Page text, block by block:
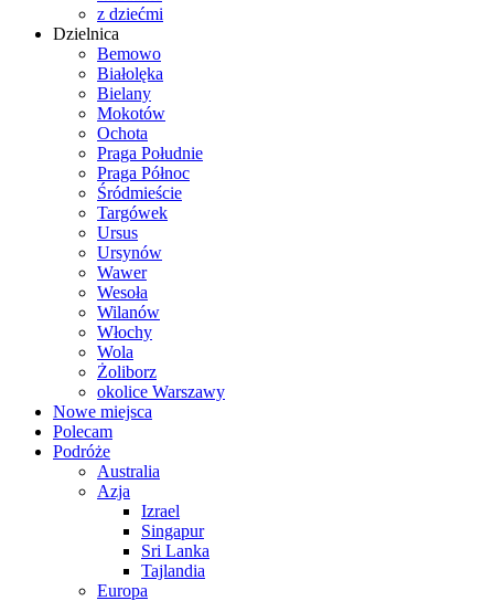
z dziećmi
Dzielnica
Bemowo
Białolęka
Bielany
Mokotów
Ochota
Praga Południe
Praga Północ
Śródmieście
Targówek
Ursus
Ursynów
Wawer
Wesoła
Wilanów
Włochy
Wola
Żoliborz
okolice Warszawy
Nowe miejsca
Polecam
Podróże
Australia
Azja
Izrael
Singapur
Sri Lanka
Tajlandia
Europa